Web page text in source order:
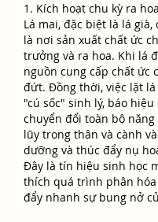
1. Kích hoạt chu kỳ ra hoa
Lá mai, đặc biệt là lá già,
là nơi sản xuất chất ức
trưởng và ra hoa. Khi lá
nguồn cung cấp chất ức
đứt. Đồng thời, việc lặt
"cú sốc" sinh lý, báo hiệu
chuyển đổi toàn bộ
lũy trong thân và cành
dưỡng và thúc đẩy nụ
Đây là tín hiệu sinh học
thích quá trình phân hóa
đẩy nhanh sự bung nở